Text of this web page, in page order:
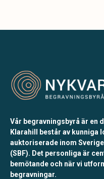
Vår begravningsbyrå är en
Klarahill består av kunniga
auktoriserade inom
(SBF). Det personliga är
bemötande och när vi
begravningar.